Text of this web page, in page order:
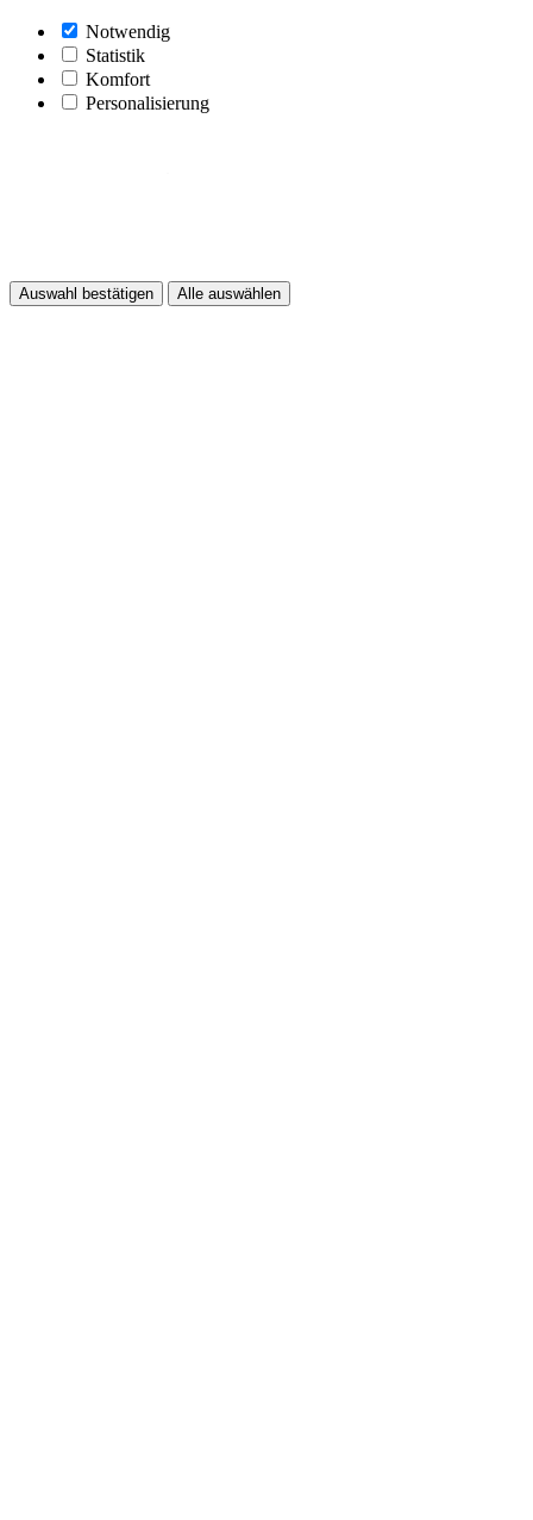
Notwendig
Statistik
Komfort
Personalisierung
Auswahl bestätigen Alle auswählen